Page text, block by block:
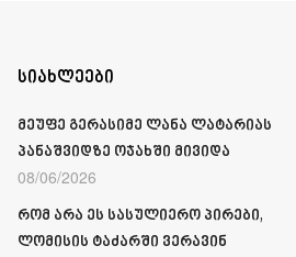
სიახლეები
მეუფე გერასიმე ლანა ლატარიას
პანაშვიდზე ოჯახში მივიდა
08/06/2026
რომ არა ეს სასულიერო პირები,
ლომისის ტაძარში ვერავინ